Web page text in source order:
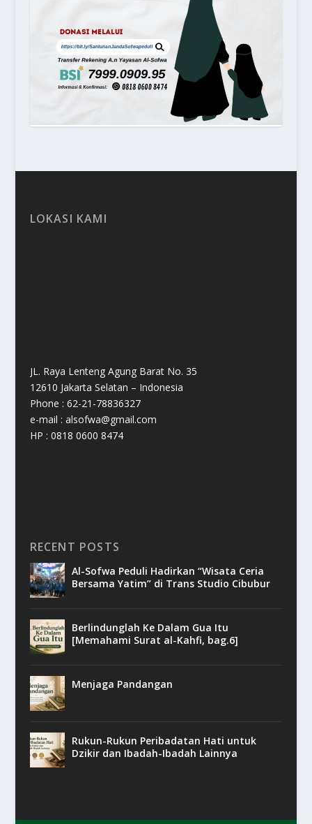
LOKASI KAMI
JL. Raya Lenteng Agung Barat No. 35
12610 Jakarta Selatan – Indonesia
Phone : 62-21-78836327
e-mail : alsofwa@gmail.com
HP : 0818 0600 8474
RECENT POSTS
Al-Sofwa Peduli Hadirkan “Wisata Ceria
Bersama Yatim” di Trans Studio Cibubur
Berlindunglah Ke Dalam Gua Itu
[Memahami Surat al-Kahfi, bag.6]
Menjaga Pandangan
Rukun-Rukun Peribadatan Hati untuk
Dzikir dan Ibadah-Ibadah Lainnya